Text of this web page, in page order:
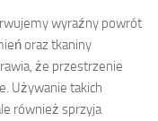
wyraźny powrót
oraz tkaniny
że przestrzenie
Używanie takich
również sprzyja